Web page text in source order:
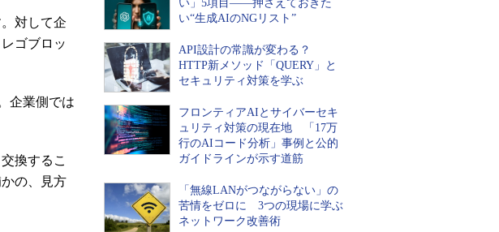
対して企
ゴブロッ
企業側では
換するこ
の、見方
い」5項目――押さえておきた
い“生成AIのNGリスト”
API設計の常識が変わる？
HTTP新メソッド「QUERY」と
セキュリティ対策を学ぶ
フロンティアAIとサイバーセキ
ュリティ対策の現在地 「17万
行のAIコード分析」事例と公的
ガイドラインが示す道筋
「無線LANがつながらない」の
苦情をゼロに 3つの現場に学ぶ
ネットワーク改善術